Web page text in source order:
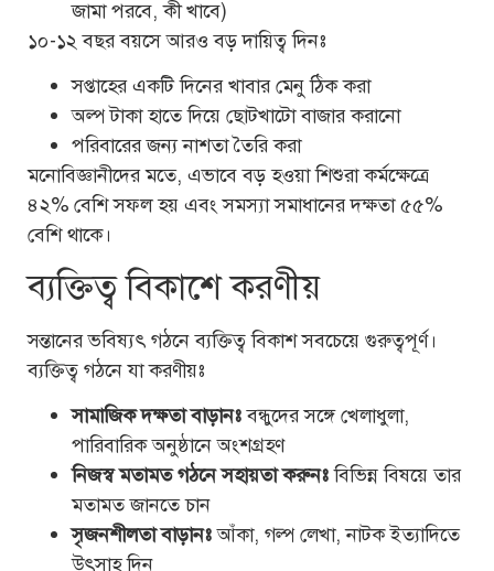
জামা পরবে, কী খাবে)
১০-১২ বছর বয়সে আরও বড় দায়িত্ব দিনঃ
সপ্তাহের একটি দিনের খাবার মেনু ঠিক করা
অল্প টাকা হাতে দিয়ে ছোটখাটো বাজার করানো
পরিবারের জন্য নাশতা তৈরি করা
মনোবিজ্ঞানীদের মতে, এভাবে বড় হওয়া শিশুরা কর্মক্ষেত্রে
৪২% বেশি সফল হয় এবং সমস্যা সমাধানের দক্ষতা ৫৫%
বেশি থাকে।
ব্যক্তিত্ব বিকাশে করণীয়
সন্তানের ভবিষ্যৎ গঠনে ব্যক্তিত্ব বিকাশ সবচেয়ে গুরুত্বপূর্ণ।
ব্যক্তিত্ব গঠনে যা করণীয়ঃ
সামাজিক দক্ষতা বাড়ানঃবন্ধুদের সঙ্গে খেলাধুলা,
পারিবারিক অনুষ্ঠানে অংশগ্রহণ
নিজস্ব মতামত গঠনে সহায়তা করুনঃবিভিন্ন বিষয়ে তার
মতামত জানতে চান
সৃজনশীলতা বাড়ানঃআঁকা, গল্প লেখা, নাটক ইত্যাদিতে
উৎসাহ দিন